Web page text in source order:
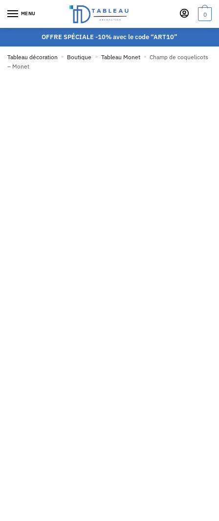
MENU 0
OFFRE SPÉCIALE -10% avec le code “ART10”
Tableau décoration » Boutique » Tableau Monet » Champ de coquelicots
– Monet